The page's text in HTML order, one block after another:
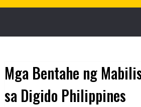
Mga Bentahe ng
sa Digido Philippines